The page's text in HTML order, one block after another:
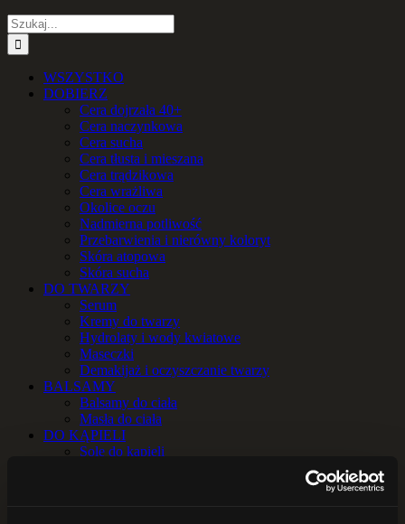
Szukaj
WSZYSTKO
DOBIERZ
Cera dojrzała 40+
Cera naczynkowa
Cera sucha
Cera tłusta i mieszana
Cera trądzikowa
Cera wrażliwa
Okolice oczu
Nadmierna potliwość
Przebarwienia i nierówny koloryt
Skóra atopowa
Skóra sucha
DO TWARZY
Serum
Kremy do twarzy
Hydrolaty i wody kwiatowe
Maseczki
Demakijaż i oczyszczanie twarzy
BALSAMY
Balsamy do ciała
Masła do ciała
DO KĄPIELI
Sole do kąpieli